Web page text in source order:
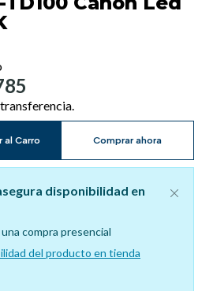
al Carro Comprar ahora
disponibilidad en
compra presencial
del producto en tienda